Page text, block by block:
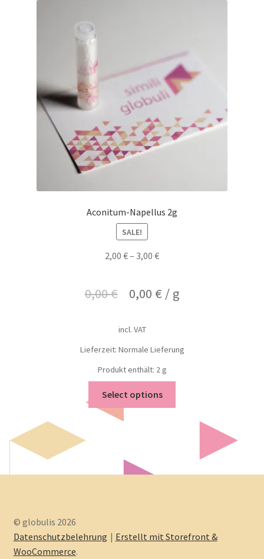
Aconitum-Napellus 2g
SALE!
2,00 €– 3,00 €
0,00€ 0,00 € / g
incl. VAT
Lieferzeit: Normale Lieferung
Produkt enthält: 2g
Select options
© globulis 2026
Datenschutzbelehrung
Erstellt mit Storefront &
WooCommerce.